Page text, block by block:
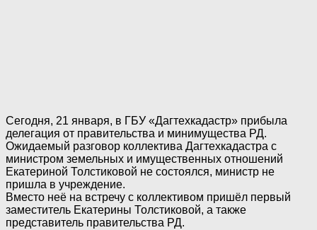
Сегодня, 21 января, в ГБУ «Дагтехкадастр» прибыла
делегация от правительства и минимущества РД.
Ожидаемый разговор коллектива Дагтехкадастра с
министром земельных и имущественных отношений
Екатериной Толстиковой не состоялся, министр не
пришла в учреждение.
Вместо неё на встречу с коллективом пришёл первый
заместитель Екатерины Толстиковой, а также
представитель правительства РД.